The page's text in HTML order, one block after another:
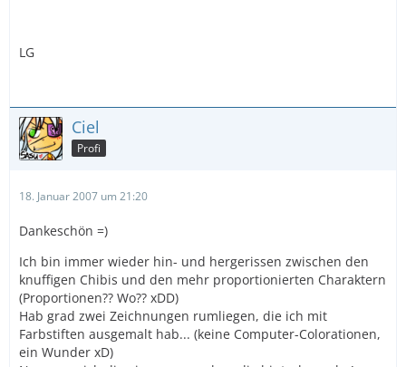
LG
Ciel
Profi
18. Januar 2007 um 21:20
Dankeschön =)
Ich bin immer wieder hin- und hergerissen zwischen den
knuffigen Chibis und den mehr proportionierten Charaktern
(Proportionen?? Wo?? xDD)
Hab grad zwei Zeichnungen rumliegen, die ich mit
Farbstiften ausgemalt hab... (keine Computer-Colorationen,
ein Wunder xD)